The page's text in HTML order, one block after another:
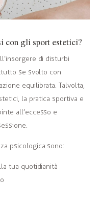
con gli sport estetici?
di disturbi
se svolto con
equilibrata. Talvolta,
la pratica sportiva e
all’eccesso e
psicologica sono:
tua quotidianità